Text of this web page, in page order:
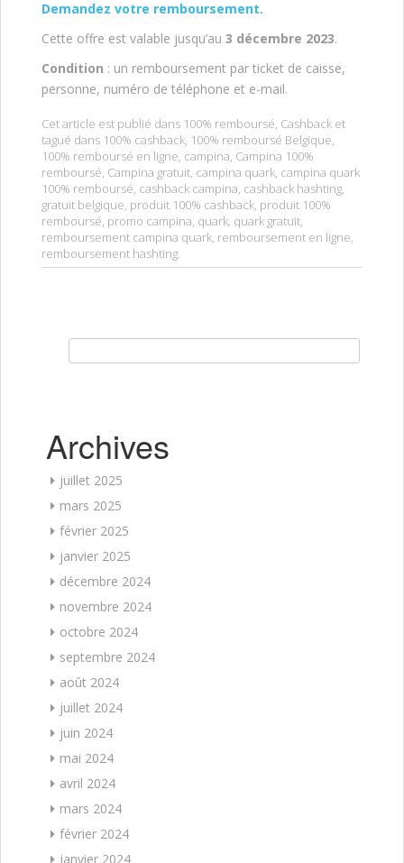
Demandez votre remboursement.
Cette offre est valable jusqu’au 3 décembre 2023.
Condition : un remboursement par ticket de caisse,
personne, numéro de téléphone et e-mail.
Cet article est publié dans 100% remboursé, Cashback et
tagué dans 100% cashback, 100% remboursé Belgique,
100% remboursé en ligne, campina, Campina 100%
remboursé, Campina gratuit, campina quark, campina quark
100% remboursé, cashback campina, cashback hashting,
gratuit belgique, produit 100% cashback, produit 100%
remboursé, promo campina, quark, quark gratuit,
remboursement campina quark, remboursement en ligne,
remboursement hashting.
Archives
juillet 2025
mars 2025
février 2025
janvier 2025
décembre 2024
novembre 2024
octobre 2024
septembre 2024
août 2024
juillet 2024
juin 2024
mai 2024
avril 2024
mars 2024
février 2024
janvier 2024